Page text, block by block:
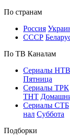
По стра­нам
Рос­сия
СССР
По ТВ Ка­на­лам
Се­риа­лы НТВ
Пят­ни­ца
Се­риа­лы ТРК
ТНТ
Се­риа­лы СТБ
нал Суб­бо­та
Подборки